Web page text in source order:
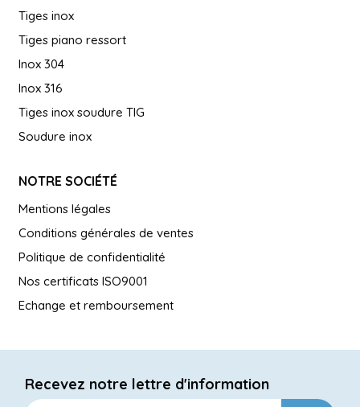
Tiges inox
Tiges piano ressort
Inox 304
Inox 316
Tiges inox soudure TIG
Soudure inox
NOTRE SOCIÉTÉ
Mentions légales
Conditions générales de ventes
Politique de confidentialité
Nos certificats ISO9001
Echange et remboursement
Recevez notre lettre d'information